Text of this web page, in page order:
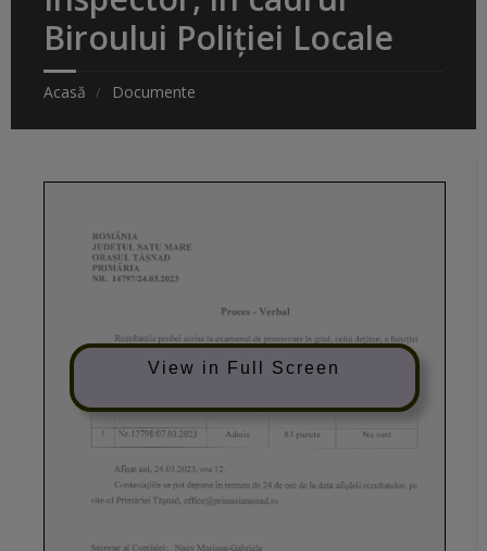
Biroului Poliției Locale
Acasă Documente
View in Full Screen